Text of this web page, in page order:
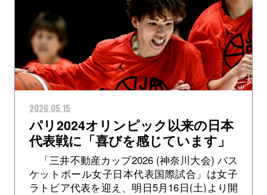
2026.05.15
パリ2024オリンピック以来の日本
代表戦に「喜びを感じています」
林咲希選手
「三井不動産カップ2026 (神奈川大会) バス
ケットボール女子日本代表国際試合」は女子
ラトビア代表を迎え、明日5月16日(土)より開